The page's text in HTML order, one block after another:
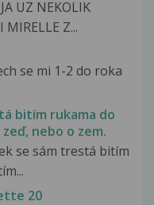
UZ NEKOLIK
MIRELLE Z...
se mi 1-2 do roka
bitím rukama do
nebo o zem.
se sám trestá bitím
20